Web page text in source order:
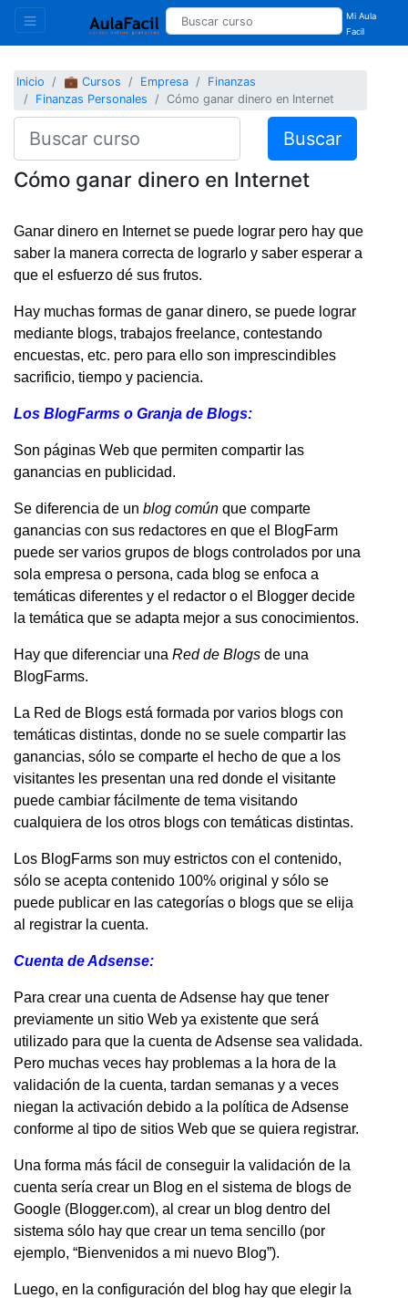
Mi Aula
Facil
Inicio 💼 Cursos Empresa
Finanzas
Finanzas Personales
Cómo ganar dinero en Internet
Buscar
Cómo ganar dinero en Internet
Ganar dinero en Internet se puede lograr pero hay que
saber la manera correcta de lograrlo y saber esperar a
que el esfuerzo dé sus frutos.
Hay muchas formas de ganar dinero, se puede lograr
mediante blogs, trabajos freelance, contestando
encuestas, etc. pero para ello son imprescindibles
sacrificio, tiempo y paciencia.
Los BlogFarms o Granja de Blogs:
Son páginas Web que permiten compartir las
ganancias en publicidad.
Se diferencia de un blog común que comparte
ganancias con sus redactores en que el BlogFarm
puede ser varios grupos de blogs controlados por una
sola empresa o persona, cada blog se enfoca a
temáticas diferentes y el redactor o el Blogger decide
la temática que se adapta mejor a sus conocimientos.
Hay que diferenciar una Red de Blogs de una
BlogFarms.
La Red de Blogs está formada por varios blogs con
temáticas distintas, donde no se suele compartir las
ganancias, sólo se comparte el hecho de que a los
visitantes les presentan una red donde el visitante
puede cambiar fácilmente de tema visitando
cualquiera de los otros blogs con temáticas distintas.
Los BlogFarms son muy estrictos con el contenido,
sólo se acepta contenido 100% original y sólo se
puede publicar en las categorías o blogs que se elija
al registrar la cuenta.
Cuenta de Adsense:
Para crear una cuenta de Adsense hay que tener
previamente un sitio Web ya existente que será
utilizado para que la cuenta de Adsense sea validada.
Pero muchas veces hay problemas a la hora de la
validación de la cuenta, tardan semanas y a veces
niegan la activación debido a la política de Adsense
conforme al tipo de sitios Web que se quiera registrar.
Una forma más fácil de conseguir la validación de la
cuenta sería crear un Blog en el sistema de blogs de
Google (Blogger.com), al crear un blog dentro del
sistema sólo hay que crear un tema sencillo (por
ejemplo, “Bienvenidos a mi nuevo Blog”).
Luego, en la configuración del blog hay que elegir la